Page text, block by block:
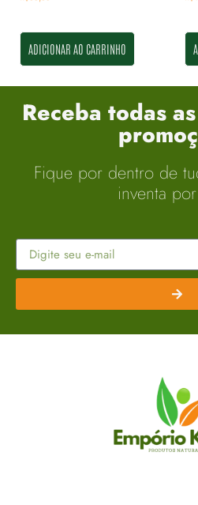
ADICIONAR AO CARRINHO
Receba todas
Fique por dentro de
inventa